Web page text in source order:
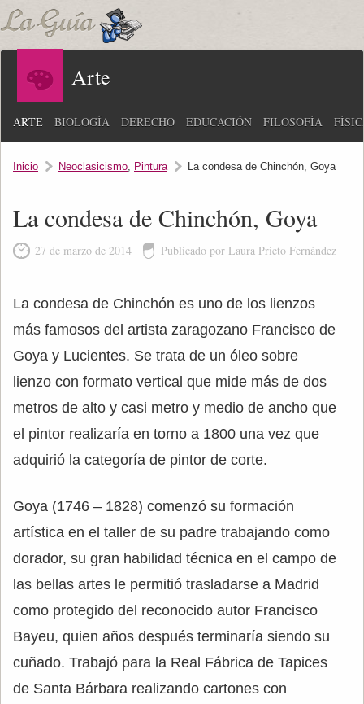
Arte
ARTE BIOLOGÍA DERECHO EDUCACIÓN FILOSOFÍA
Inicio Neoclasicismo, Pintura La condesa de Chinchón, Goya
La condesa de Chinchón, Goya
27 de marzo de 2014 Publicado por Laura Prieto Fernández
La condesa de Chinchón es uno de los lienzos
más famosos del artista zaragozano Francisco de
Goya y Lucientes. Se trata de un óleo sobre
lienzo con formato vertical que mide más de dos
metros de alto y casi metro y medio de ancho que
el pintor realizaría en torno a 1800 una vez que
adquirió la categoría de pintor de corte.
Goya (1746 – 1828) comenzó su formación
artística en el taller de su padre trabajando como
dorador, su gran habilidad técnica en el campo de
las bellas artes le permitió trasladarse a Madrid
como protegido del reconocido autor Francisco
Bayeu, quien años después terminaría siendo su
cuñado. Trabajó para la Real Fábrica de Tapices
de Santa Bárbara realizando cartones con